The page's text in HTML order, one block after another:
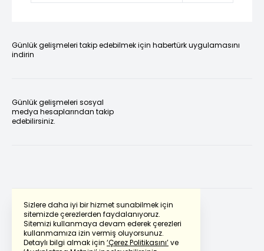
Sizlere daha iyi bir hizmet sunabilmek için
sitemizde çerezlerden faydalanıyoruz.
Sitemizi kullanmaya devam ederek çerezleri
kullanmamıza izin vermiş oluyorsunuz.
Detaylı bilgi almak için ‘Çerez Politikasını’ve
Günlük gelişmeleri takip edebilmek için habertürk uygulamasını
indirin
Günlük gelişmeleri sosyal
medya hesaplarından takip
edebilirsiniz.
Powered by Translate